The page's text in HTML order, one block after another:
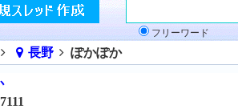
フリーワード
長野 ぽかぽか